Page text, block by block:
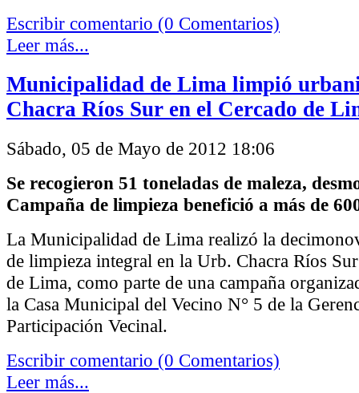
Escribir comentario (0 Comentarios)
Leer más...
Municipalidad de Lima limpió
Chacra Ríos Sur en el Cercado de
Sábado, 05 de Mayo de 2012 18:06
Se recogieron 51 toneladas de maleza,
Campaña de limpieza benefició a más de
La Municipalidad de Lima realizó la
de limpieza integral en la Urb. Chacra Ríos
de Lima, como parte de una campaña
la Casa Municipal del Vecino N° 5 de la
Participación Vecinal.
Escribir comentario (0 Comentarios)
Leer más...